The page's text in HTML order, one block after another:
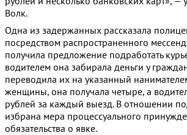
Волк.
Одна из задержанных рассказала
посредством распространенного
получила предложение подработать
водителем она забирала деньги у
переводила их на указанный
женщины, она получала четыре, а
рублей за каждый выезд. В отношении
избрана мера процессуального
обязательства о явке.